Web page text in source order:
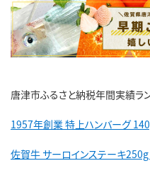
唐津市ふるさと納税年間実績ラ
1957年創業 特上ハンバーグ
佐賀牛 サーロインステーキ